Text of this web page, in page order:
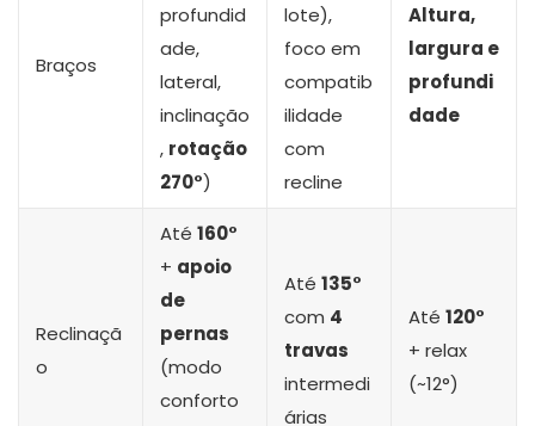
Braços
profundid
ade,
lateral,
inclinação
, rotação
270°)
lote),
foco em
compatib
ilidade
com
recline
Altura,
largura e
profundi
dade
Reclinaçã
o
Até 160°
+ apoio
de
pernas
(modo
conforto
Até 135°
com 4
travas
intermedi
árias
Até 120°
+ relax
(~12°)